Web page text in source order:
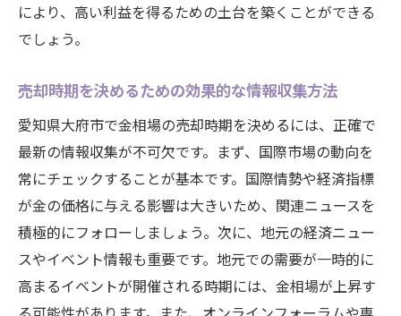
により、高い利益を得るための土台を築くことができる
でしょう。
売却時期を決めるための効果的な情報収集方法
愛知県大府市で金相場の売却時期を決めるには、正確で
最新の情報収集が不可欠です。まず、国際市場の動向を
常にチェックすることが基本です。国際情勢や経済指標
が金の価格に与える影響は大きいため、関連ニュースを
積極的にフォローしましょう。次に、地元の経済ニュー
スやイベント情報も重要です。地元での需要が一時的に
高まるイベントが開催される時期には、金相場が上昇す